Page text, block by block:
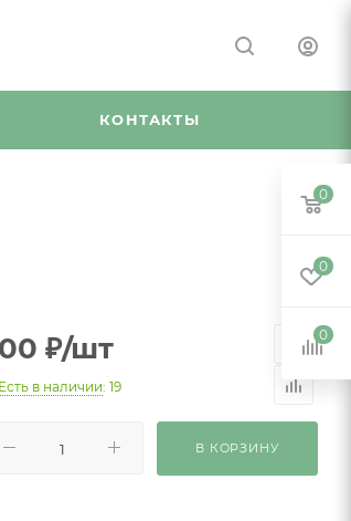
КОНТАКТЫ
₽/шт
Есть в наличии: 19
В КОРЗИНУ
0
0
0